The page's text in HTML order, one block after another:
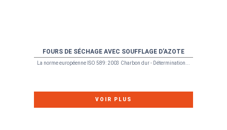
FOURS DE SÉCHAGE AVEC SOUFFLAGE D’AZOTE
La norme européenne ISO 589: 2003 Charbon dur - Détermination...
VOIR PLUS